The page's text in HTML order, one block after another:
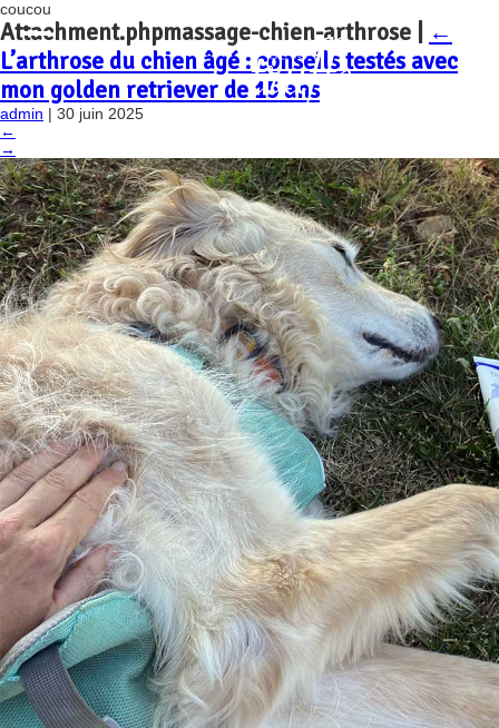
coucou
Attachment.phpmassage-chien-arthrose
←
L’arthrose du chien âgé : conseils testés avec
mon golden retriever de 15 ans
admin | 30 juin 2025
←
→